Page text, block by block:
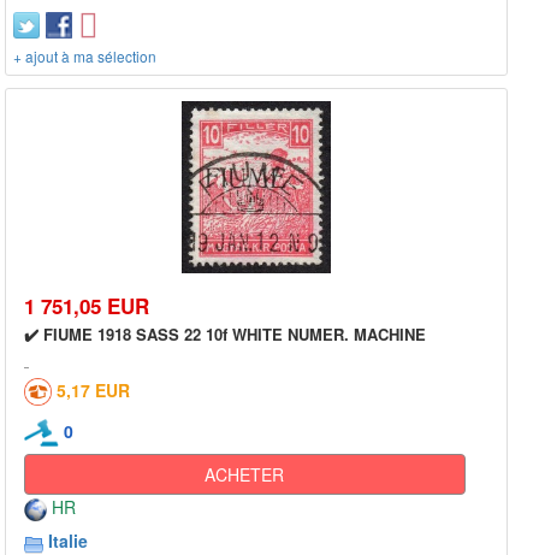
+ ajout à ma sélection
1 751,05 EUR
✔️ FIUME 1918 SASS 22 10f WHITE NUMER. MACHINE
5,17 EUR
0
ACHETER
HR
Italie